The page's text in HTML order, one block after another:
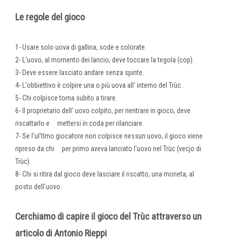
Le regole del gioco
1- Usare solo uova di gallina, sode e colorate.
2- L'uovo, al momento dei lancio, deve toccare la tegola (cop).
3- Deve essere lasciato andare senza spinte.
4- L'obbiettivo è colpire una o più uova all' intemo del Trùc .
5- Chi colpisce torna subito a tirare.
6- Il proprietario dell' uovo colpito, per rientrare in gioco, deve
riscattarlo e mettersi in coda per rilanciare.
7- Se l'ul'tlmo giocatore non colpisce nessun uovo, il gioco viene
ripreso da chi per primo aveva lanciato l'uovo nel Trùc (vecjo di
Trùc).
8- Chi si ritira dal gioco deve lasciare il riscatto, una moneta, al
posto dell'uovo.
Cerchiamo di capire il gioco del Trùc attraverso un
articolo di Antonio Rieppi